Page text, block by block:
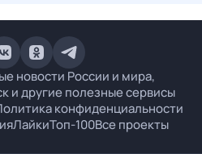
новости России и мира,
и другие полезные сервисы
конфиденциальности
ЛайкиТоп-100Все проекты